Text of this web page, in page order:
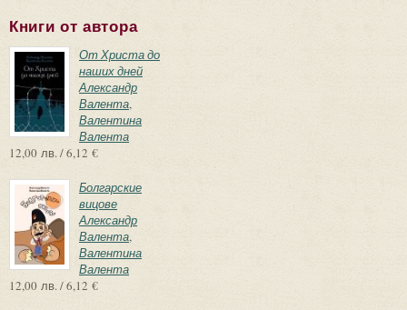
Книги от автора
От Христа до
наших дней
Александр
Валента,
Валентина
Валента
12,00 лв. / 6,12 €
Болгарские
вицове
Александр
Валента,
Валентина
Валента
12,00 лв. / 6,12 €